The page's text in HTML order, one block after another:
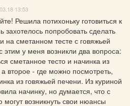
13:53
Решила потихоньку готовиться к
захотелось попробовать сделать
на сметанном тесте с говяжьей
этим у меня возникли два вопроса:
сметанное тесто и начинка из
второе - где можно посмотреть,
из говяжьей печени. Из куриной
начинку, но думается, что с
могут возникнуть свои нюансы